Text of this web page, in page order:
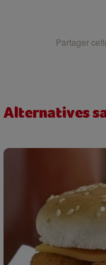
Partager
Alternatives